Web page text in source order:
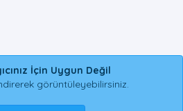
İçin Uygun Değil
görüntüleyebilirsiniz.